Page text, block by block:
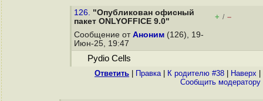
126. "Опубликован офисный
пакет ONLYOFFICE 9.0"
+ / –
Сообщение от Аноним (126), 19-
Июн-25, 19:47
Pydio Cells
Ответить Правка| К родителю #38 Наверх
Cообщить модератору